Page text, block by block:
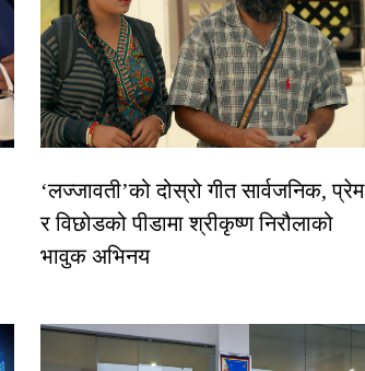
‘लज्जावती’को दोस्रो गीत सार्वजनिक, प्रेम
र विछोडको पीडामा श्रीकृष्ण निरौलाको
भावुक अभिनय